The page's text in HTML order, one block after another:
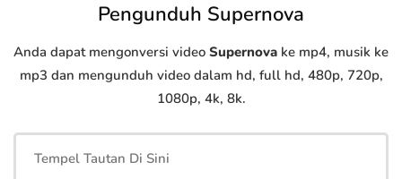
Pengunduh Supernova
Anda dapat mengonversi video Supernova ke mp4, musik ke
mp3 dan mengunduh video dalam hd, full hd, 480p, 720p,
1080p, 4k, 8k.